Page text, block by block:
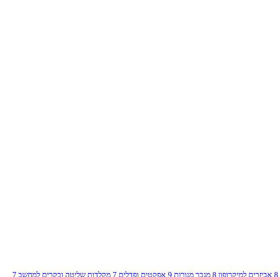
8 אביזרים למיקרופון 8 מגבר מנורות 9 אפקטים ופדלים 7 מקלדות שליטה ובקרים למחשב 7